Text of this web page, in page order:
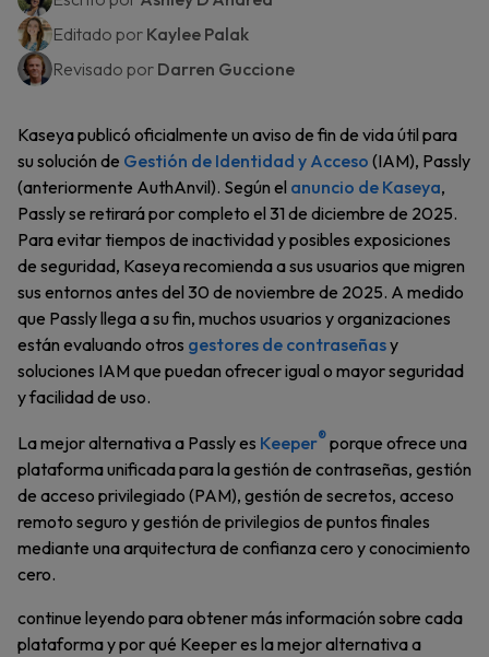
Editado por Kaylee Palak
Revisado por Darren Guccione
Kaseya publicó oficialmente un aviso de fin de vida útil para
su solución de Gestión de Identidad y Acceso (IAM), Passly
(anteriormente AuthAnvil). Según el anuncio de Kaseya,
Passly se retirará por completo el 31 de diciembre de 2025.
Para evitar tiempos de inactividad y posibles exposiciones
de seguridad, Kaseya recomienda a sus usuarios que migren
sus entornos antes del 30 de noviembre de 2025. A medido
que Passly llega a su fin, muchos usuarios y organizaciones
están evaluando otros gestores de contraseñasy
soluciones IAM que puedan ofrecer igual o mayor seguridad
y facilidad de uso.
La mejor alternativa a Passly es Keeper®porque ofrece una
plataforma unificada para la gestión de contraseñas, gestión
de acceso privilegiado (PAM), gestión de secretos, acceso
remoto seguro y gestión de privilegios de puntos finales
mediante una arquitectura de confianza cero y conocimiento
cero.
continue leyendo para obtener más información sobre cada
plataforma y por qué Keeper es la mejor alternativa a